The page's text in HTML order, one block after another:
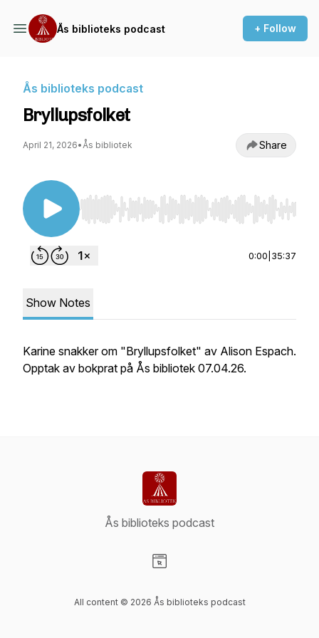
Ås biblioteks podcast + Follow
Ås biblioteks podcast
Bryllupsfolket
April 21, 2026•Ås bibliotek Share
Use Left/Right to seek, Home/End to jump to
0:00 35:37
Show Notes
Karine snakker om "Bryllupsfolket" av Alison Espach.
Opptak av bokprat på Ås bibliotek 07.04.26.
Ås biblioteks podcast
All content © 2026 Ås biblioteks podcast